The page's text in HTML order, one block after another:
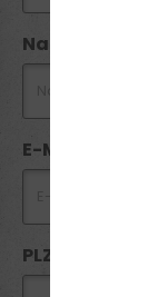
Nachname
E-Mail
PLZ *